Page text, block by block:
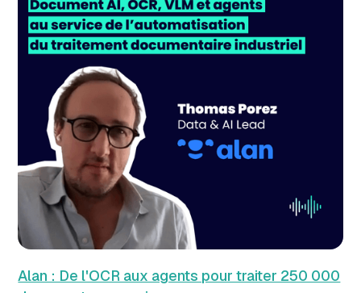
Alan : De l'OCR aux agents pour traiter 250 000